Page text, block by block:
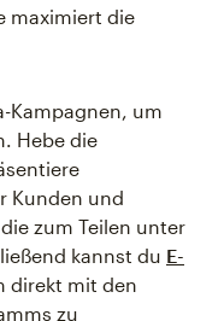
maximiert die
Kampagnen, um
Hebe die
Kunden und
zum Teilen unter
kannst du E-
direkt mit den
zu